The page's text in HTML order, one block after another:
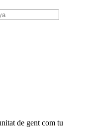
de gent com tu